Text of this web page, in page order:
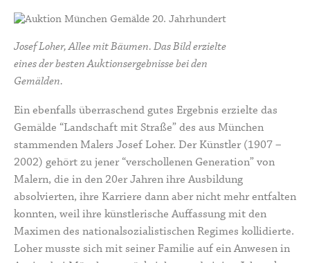
Josef Loher, Allee mit Bäumen. Das Bild erzielte
eines der besten Auktionsergebnisse bei den
Gemälden.
Ein ebenfalls überraschend gutes Ergebnis erzielte das
Gemälde “Landschaft mit Straße” des aus München
stammenden Malers Josef Loher. Der Künstler (1907 –
2002) gehört zu jener “verschollenen Generation” von
Malern, die in den 20er Jahren ihre Ausbildung
absolvierten, ihre Karriere dann aber nicht mehr entfalten
konnten, weil ihre künstlerische Auffassung mit den
Maximen des nationalsozialistischen Regimes kollidierte.
Loher musste sich mit seiner Familie auf ein Anwesen in